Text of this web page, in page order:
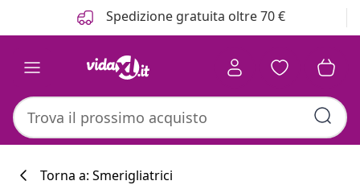
Spedizione gratuita oltre 70 €
Torna a: Smerigliatrici